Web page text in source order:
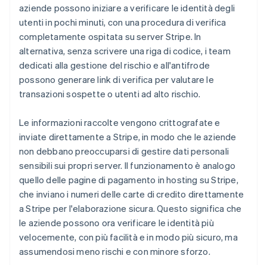
aziende possono iniziare a verificare le identità degli
utenti in pochi minuti, con una procedura di verifica
completamente ospitata su server Stripe. In
alternativa, senza scrivere una riga di codice, i team
dedicati alla gestione del rischio e all'antifrode
possono generare link di verifica per valutare le
transazioni sospette o utenti ad alto rischio.
Le informazioni raccolte vengono crittografate e
inviate direttamente a Stripe, in modo che le aziende
non debbano preoccuparsi di gestire dati personali
sensibili sui propri server. Il funzionamento è analogo
quello delle pagine di pagamento in hosting su Stripe,
che inviano i numeri delle carte di credito direttamente
a Stripe per l'elaborazione sicura. Questo significa che
le aziende possono ora verificare le identità più
velocemente, con più facilità e in modo più sicuro, ma
assumendosi meno rischi e con minore sforzo.